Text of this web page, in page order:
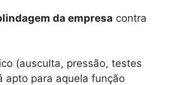
da empresa contra
(ausculta, pressão, testes
apto para aquela função